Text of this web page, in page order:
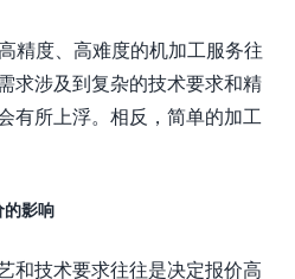
精度、高难度的机加工服务往
求涉及到复杂的技术要求和精
有所上浮。相反，简单的加工
的影响
和技术要求往往是决定报价高